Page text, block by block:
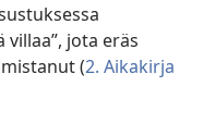
jota eräs
(2. Aikakirja